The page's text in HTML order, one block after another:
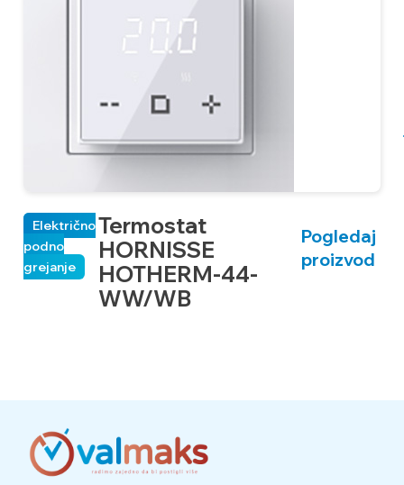
Termostat
HORNISSE
HOTHERM-44-
WW/WB
Električno
podno
grejanje
Pogledaj
proizvod